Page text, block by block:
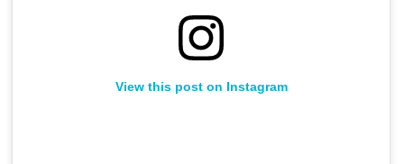
View this post on Instagram